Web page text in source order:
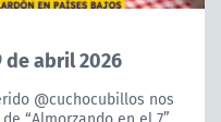
de abril 2026
@cuchocubillos nos